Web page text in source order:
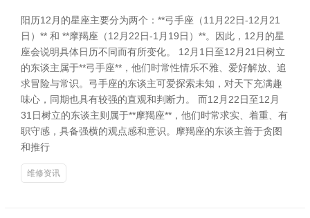
阳历12月的星座主要分为两个：**弓手座（11月22日-12月21
日）** 和 **摩羯座（12月22日-1月19日）**。因此，12月的星
座会说明具体日历不同而有所变化。 12月1日至12月21日树立
的东谈主属于**弓手座**，他们时常性情乐不雅、爱好解放、追
求冒险与常识。弓手座的东谈主可爱探索未知，对天下充满趣
味心，同期也具有较强的直观和判断力。 而12月22日至12月
31日树立的东谈主则属于**摩羯座**，他们时常求实、着重、有
职守感，具备强横的观点感和意识。摩羯座的东谈主善于贪图
和推行
维修资讯